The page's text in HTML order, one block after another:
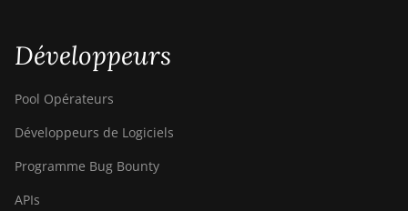
Développeurs
Pool Opérateurs
Développeurs de Logiciels
Programme Bug Bounty
APIs